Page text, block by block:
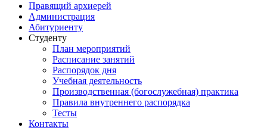
Правящий архиерей
Администрация
Абитуриенту
Студенту
План мероприятий
Расписание занятий
Распорядок дня
Учебная деятельность
Производственная (богослужебная) практика
Правила внутреннего распорядка
Тесты
Контакты